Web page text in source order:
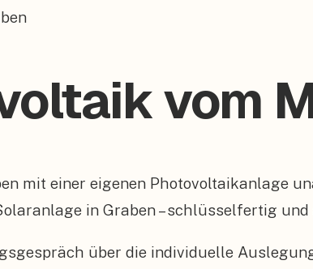
vom
mit einer eigenen Photovoltaikanlage
in Graben – schlüsselfertig und
über die individuelle